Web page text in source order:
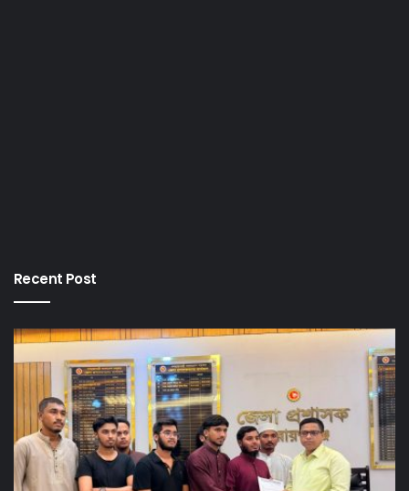
Recent Post